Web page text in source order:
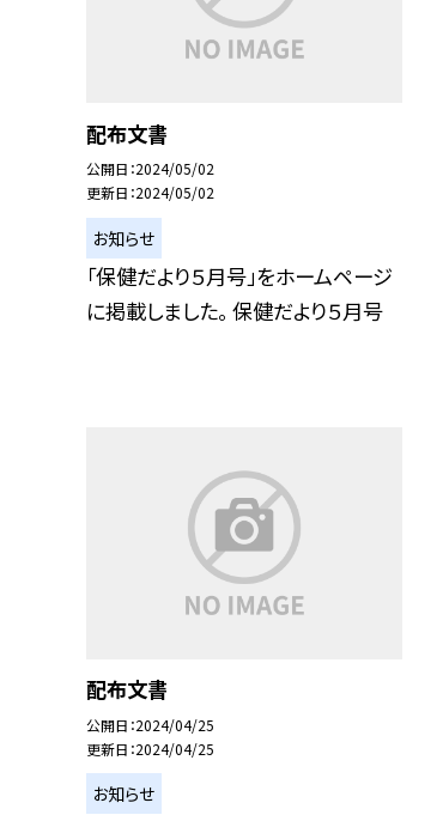
配布文書
公開日 2024/05/02
更新日 2024/05/02
お知らせ
「保健だより５月号」をホームページ
に掲載しました。 保健だより５月号
配布文書
公開日 2024/04/25
更新日 2024/04/25
お知らせ